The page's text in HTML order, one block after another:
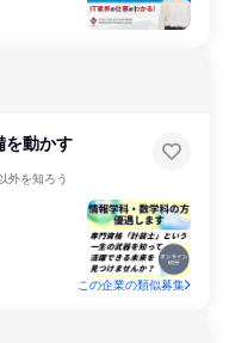
を動かす
外を知ろう
この企業の類似募集